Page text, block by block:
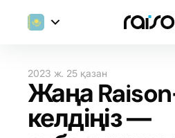
2023 ж. 25 қазан
Жаңа
келдіңіз —